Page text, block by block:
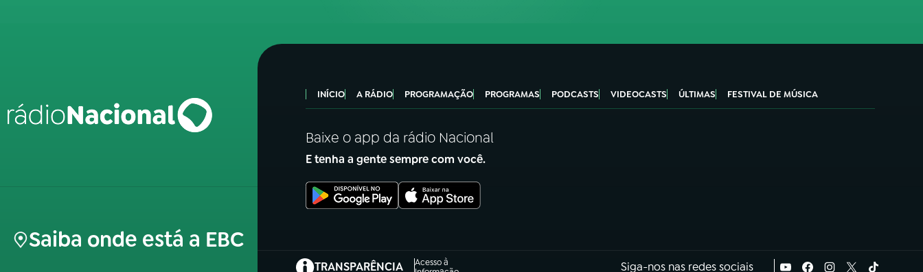
Saiba onde está a EBC
INÍCIO A RÁDIO PROGRAMAÇÃO PROGRAMAS PODCASTS VIDEOCASTS ÚLTIMAS FESTIVAL DE MÚSICA
Baixe o app da rádio Nacional
E tenha a gente sempre com você.
TRANSPARÊNCIA
Acesso à
Siga-nos nas redes sociais